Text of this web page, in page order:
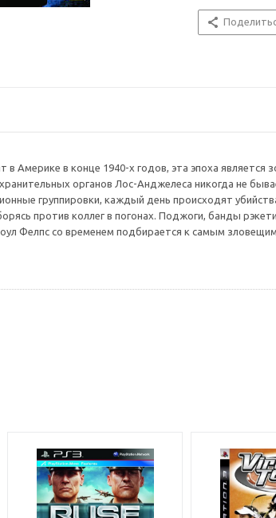
в Америке в конце 1940-х годов, эта эпоха является
органов Лос-Анджелеса никогда не
группировки, каждый день происходят
против коллег в погонах. Поджоги, банды
Фелпс со временем подбирается к самым